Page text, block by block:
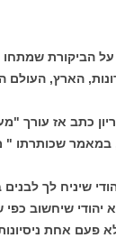
על הביקורת שמתחו
הארץ, העולם
כתב אז עורך
שכותרתו "
שיניח לך לבנים
יהודי שיחשוב
אחת ניסיונות